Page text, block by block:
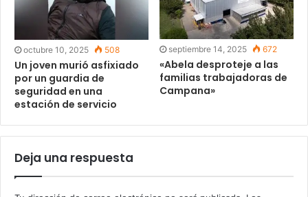
octubre 10, 2025 508
Un joven murió asfixiado
por un guardia de
seguridad en una
estación de servicio
septiembre 14, 2025 672
«Abela desproteje a las
familias trabajadoras de
Campana»
Deja una respuesta